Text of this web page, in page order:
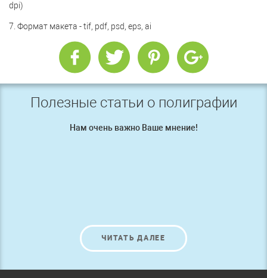
dpi)
7. Формат макета - tif, pdf, psd, eps, ai
Полезные статьи о полиграфии
Нам очень важно Ваше мнение!
ЧИТАТЬ ДАЛЕЕ